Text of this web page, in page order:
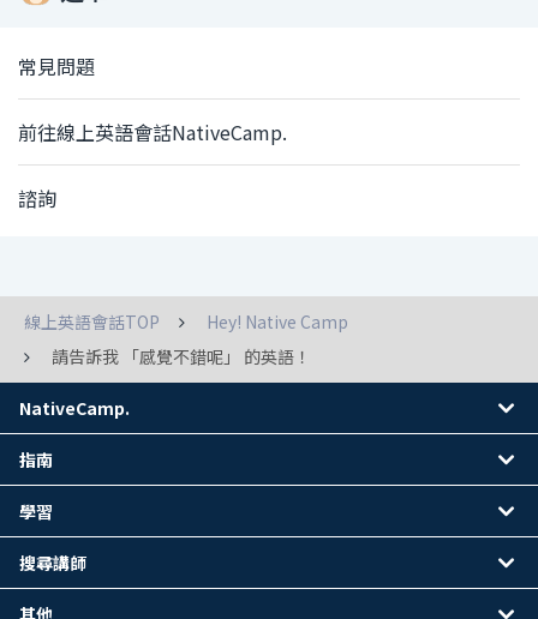
常見問題
前往線上英語會話NativeCamp.
諮詢
線上英語會話TOP
Hey! Native Camp
請告訴我 「感覺不錯呢」 的英語！
NativeCamp.
指南
學習
搜尋講師
其他